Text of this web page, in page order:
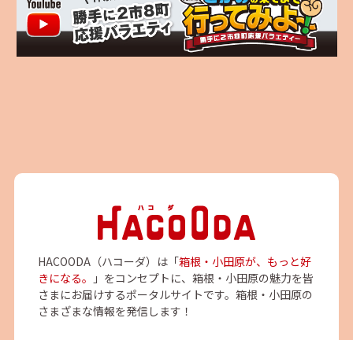
HACOODA（ハコーダ）は「箱根・小田原が、もっと好
きになる。
」をコンセプトに、箱根・小田原の魅力を皆
さまにお届けするポータルサイトです。箱根・小田原の
さまざまな情報を発信します！